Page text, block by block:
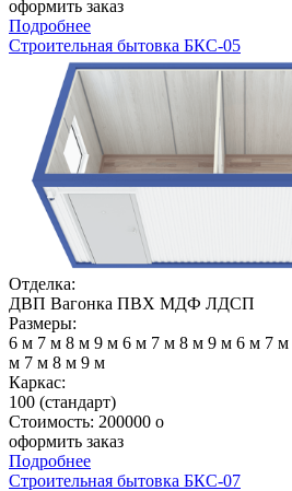
оформить заказ
Подробнее
Строительная бытовка БКС-05
Отделка:
ДВП Вагонка ПВХ МДФ ЛДСП
Размеры:
6 м 7 м 8 м 9 м 6 м 7 м 8 м 9 м 6 м 7 м
м 7 м 8 м 9 м
Каркас:
100 (стандарт)
Стоимость: 200000 o
оформить заказ
Подробнее
Строительная бытовка БКС-07